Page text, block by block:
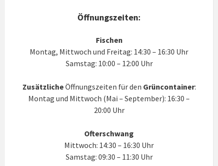
Öffnungszeiten:
Fischen
Montag, Mittwoch und Freitag: 14:30 – 16:30 Uhr
Samstag: 10:00 – 12:00 Uhr
ZusätzlicheÖffnungszeiten für den Grüncontainer:
Montag und Mittwoch (Mai – September): 16:30 –
20:00 Uhr
Ofterschwang
Mittwoch: 14:30 – 16:30 Uhr
Samstag: 09:30 – 11:30 Uhr